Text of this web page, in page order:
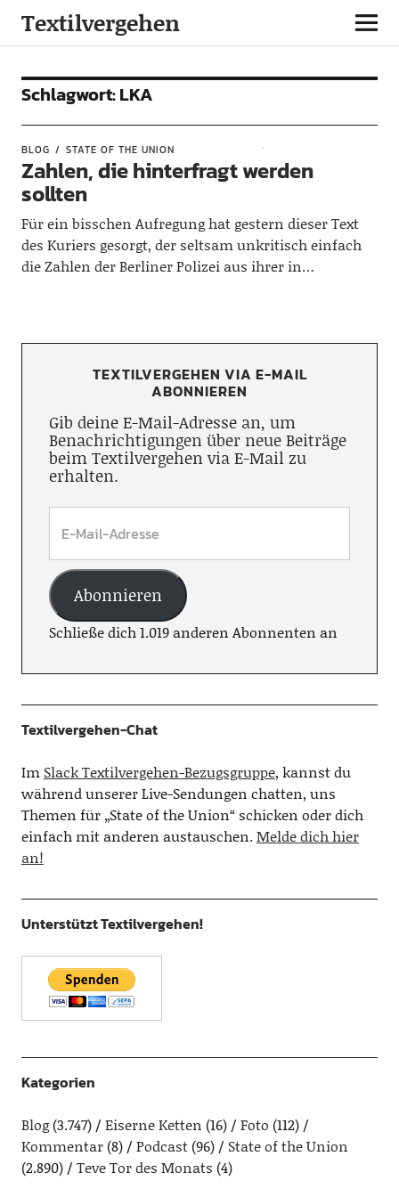
Textilvergehen
Schlagwort:LKA
BLOG STATE OF THE UNION
Zahlen, die hinterfragt werden
sollten
Für ein bisschen Aufregung hat gestern dieser Text
des Kuriers gesorgt, der seltsam unkritisch einfach
die Zahlen der Berliner Polizei aus ihrer in…
TEXTILVERGEHEN VIA E-MAIL
ABONNIEREN
Gib deine E-Mail-Adresse an, um
Benachrichtigungen über neue Beiträge
beim Textilvergehen via E-Mail zu
erhalten.
Abonnieren
Schließe dich 1.019 anderen Abonnenten an
Textilvergehen-Chat
Im Slack Textilvergehen-Bezugsgruppe, kannst du
während unserer Live-Sendungen chatten, uns
Themen für „State of the Union“ schicken oder dich
einfach mit anderen austauschen.Melde dich hier
an!
Unterstützt Textilvergehen!
Kategorien
Blog(3.747) Eiserne Ketten (16) Foto (112)
Kommentar(8) Podcast(96)
State of the Union
(2.890)
Teve Tor des Monats (4)